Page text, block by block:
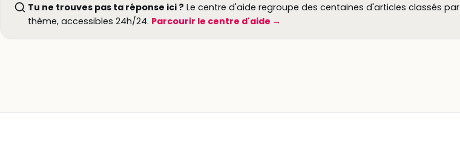
Tu ne trouves pas ta réponse ici ? Le centre d'aide regroupe des centaines d'articles classés par
thème, accessibles 24h/24. Parcourir le centre d'aide →